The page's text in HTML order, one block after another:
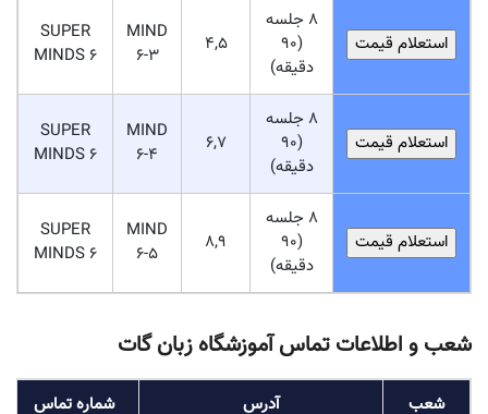
8 جلسه
(90
دقیقه)
4,5
MIND
6-3
SUPER
MINDS 6
8 جلسه
(90
دقیقه)
6,7
MIND
6-4
SUPER
MINDS 6
8 جلسه
(90
دقیقه)
8,9
MIND
6-5
SUPER
MINDS 6
شعب و اطلاعات تماس آموزشگاه زبان گات
شعب آدرس شماره تماس